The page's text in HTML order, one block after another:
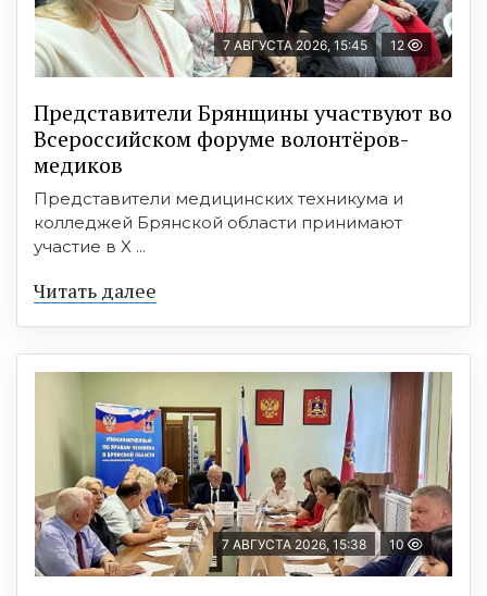
7 АВГУСТА 2026, 15:45 12
Представители Брянщины участвуют во
Всероссийском форуме волонтёров-
медиков
Представители медицинских техникума и
колледжей Брянской области принимают
участие в X ...
Читать далее
7 АВГУСТА 2026, 15:38 10